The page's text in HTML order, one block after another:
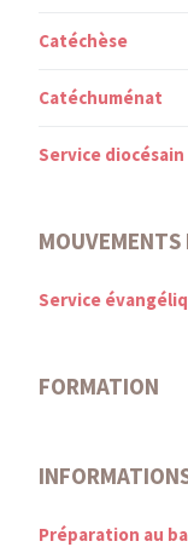
Catéchèse
Catéchuménat
Service
MOUVEMENTS
Service
FORMATION
Préparation au